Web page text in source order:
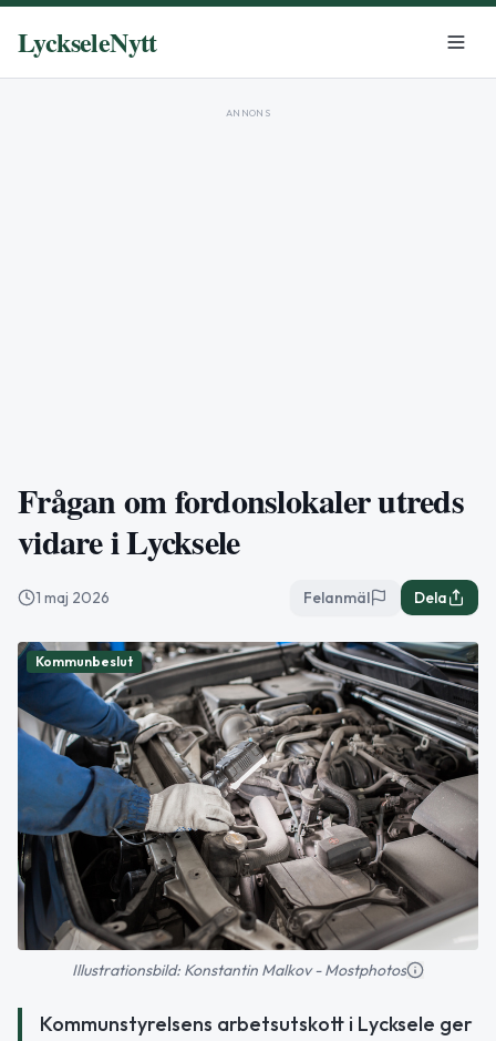
LyckseleNytt
ANNONS
Frågan om fordonslokaler utreds
vidare i Lycksele
1 maj 2026 Felanmäl Dela
Kommunbeslut
Illustrationsbild: Konstantin Malkov - Mostphotos
Kommunstyrelsens arbetsutskott i Lycksele ger